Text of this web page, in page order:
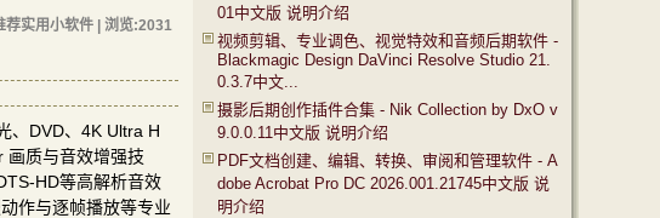
实用小软件 | 浏览:2031
、DVD、4K Ultra H
画质与音效增强技
HD等高解析音效
作与逐帧播放等专业
01中文版 说明介绍
视频剪辑、专业调色、视觉特效和音频后期软件 -
Blackmagic Design DaVinci Resolve Studio 21.
0.3.7中文...
摄影后期创作插件合集 - Nik Collection by DxO v
9.0.0.11中文版 说明介绍
PDF文档创建、编辑、转换、审阅和管理软件 - A
dobe Acrobat Pro DC 2026.001.21745中文版 说
明介绍